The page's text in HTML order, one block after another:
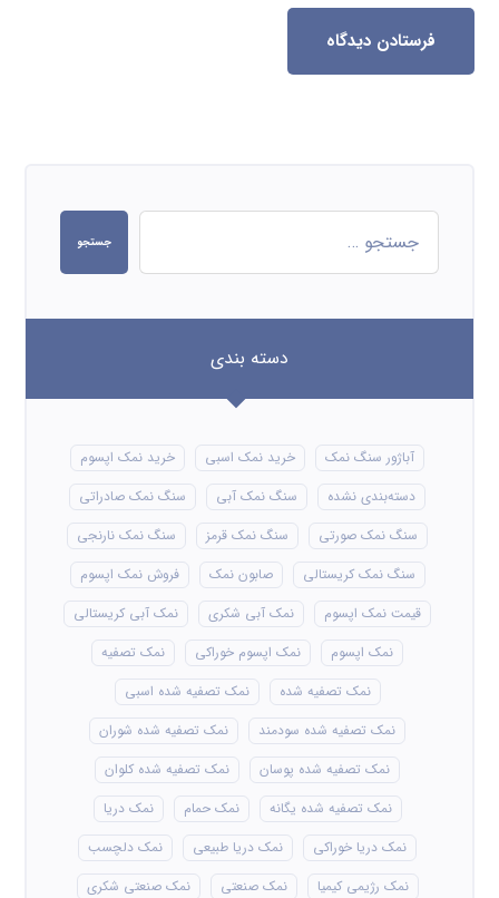
فرستادن دیدگاه
جستجو
دسته بندی
آباژور سنگ نمک خرید نمک اسبی
خرید نمک اپسوم
دسته‌بندی نشده
سنگ نمک آبی
سنگ نمک صادراتی
سنگ نمک صورتی
سنگ نمک قرمز
سنگ نمک نارنجی
سنگ نمک کریستالی
صابون نمک
فروش نمک اپسوم
قیمت نمک اپسوم
نمک آبی شکری
نمک آبی کریستالی
نمک اپسوم
نمک اپسوم خوراکی
نمک تصفیه
نمک تصفیه شده
نمک تصفیه شده اسبی
نمک تصفیه شده سودمند
نمک تصفیه شده شوران
نمک تصفیه شده پوسان
نمک تصفیه شده کلوان
نمک تصفیه شده یگانه
نمک حمام
نمک دریا
نمک دریا خوراکی
نمک دریا طبیعی
نمک دلچسب
نمک رژیمی کیمیا
نمک صنعتی
نمک صنعتی شکری